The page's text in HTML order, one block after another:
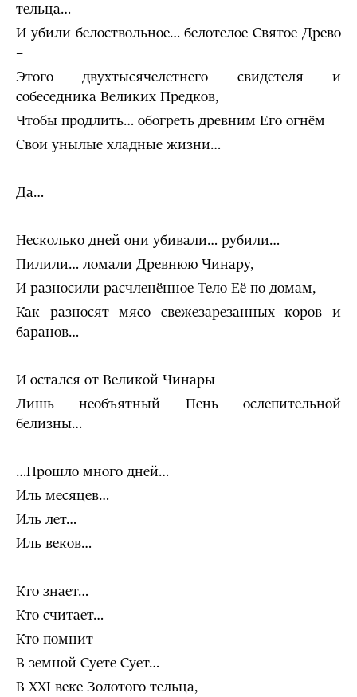
тельца…
И убили белоствольное… белотелое Святое Древо
–
Этого двухтысячелетнего свидетеля и
собеседника Великих Предков,
Чтобы продлить… обогреть древним Его огнём
Свои унылые хладные жизни…
Да…
Несколько дней они убивали… рубили…
Пилили… ломали Древнюю Чинару,
И разносили расчленённое Тело Её по домам,
Как разносят мясо свежезарезанных коров и
баранов…
И остался от Великой Чинары
Лишь необъятный Пень ослепительной
белизны…
…Прошло много дней…
Иль месяцев…
Иль лет…
Иль веков…
Кто знает…
Кто считает…
Кто помнит
В земной Суете Сует…
В XXI веке Золотого тельца,